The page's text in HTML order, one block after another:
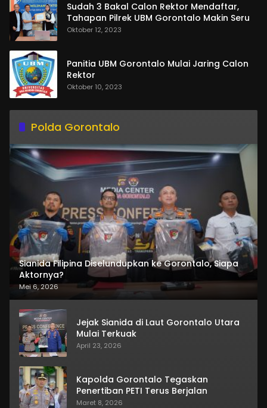
Sudah 3 Bakal Calon Rektor Mendaftar,
Tahapan Pilrek UBM Gorontalo Makin Seru
Oktober 12, 2023
Panitia UBM Gorontalo Mulai Jaring Calon
Rektor
Oktober 10, 2023
Polda Gorontalo
Sianida Filipina Diselundupkan ke Gorontalo, Siapa
Aktornya?
Mei 6, 2026
Jejak Sianida di Laut Gorontalo Utara
Mulai Terkuak
April 23, 2026
Kapolda Gorontalo Tegaskan
Penertiban PETI Terus Berjalan
Maret 8, 2026